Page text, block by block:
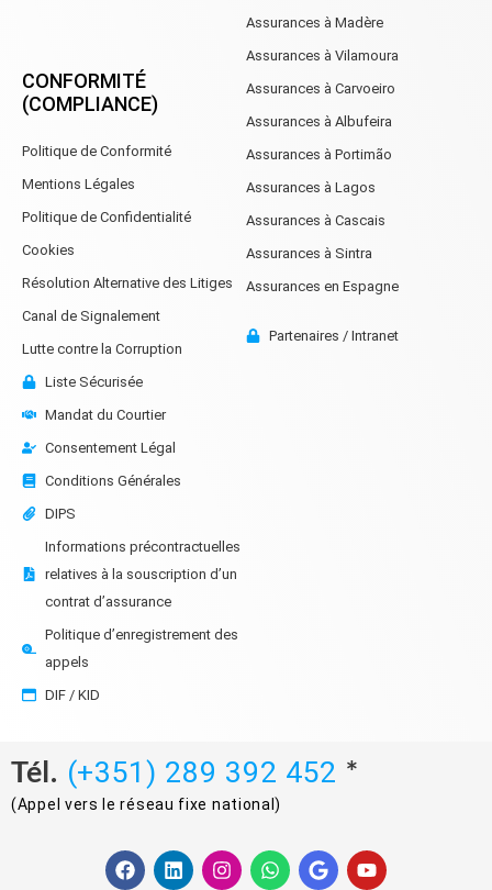
CONFORMITÉ
(COMPLIANCE)
Politique de Conformité
Mentions Légales
Politique de Confidentialité
Cookies
Résolution Alternative des Litiges
Canal de Signalement
Lutte contre la Corruption
Liste Sécurisée
Mandat du Courtier
Consentement Légal
Conditions Générales
DIPS
Informations précontractuelles
relatives à la souscription d’un
contrat d’assurance
Politique d’enregistrement des
appels
DIF / KID
Assurances à Madère
Assurances à Vilamoura
Assurances à Carvoeiro
Assurances à Albufeira
Assurances à Portimão
Assurances à Lagos
Assurances à Cascais
Assurances à Sintra
Assurances en Espagne
Partenaires / Intranet
Tél. (+351) 289 392 452 *
(Appel vers le réseau fixe national)
F
a
L
i
I
n
W
h
G
o
Y
o